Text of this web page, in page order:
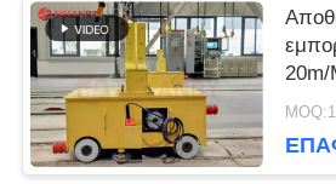
POLICY
20m/